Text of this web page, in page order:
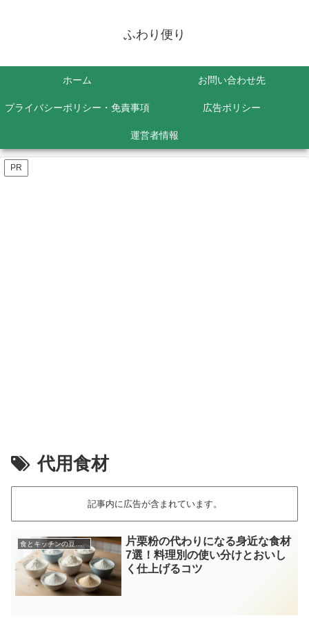
ふわり便り
ホーム お問い合わせ先
プライバシーポリシー・免責事項 広告ポリシー
運営者情報
PR
代用食材
記事内に広告が含まれています。
食とキッチンの豆知識
片栗粉の代わりになる身近な食材
7選！料理別の使い分けとおいし
く仕上げるコツ